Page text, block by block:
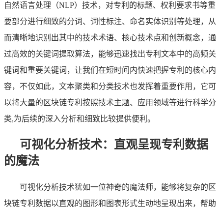
自然语言处理（NLP）技术，对专利的标题、权利要求书等重
要部分进行细致的分词、词性标注、命名实体识别等处理，从
而清晰地识别出其中的技术术语、核心技术点和创新概念，通
过高效的关键词提取算法，能够迅速找出专利文本中的高频关
键词和重要关键词，让我们在短时间内快速把握专利的核心内
容，不仅如此，文本聚类和分类技术也发挥着重要作用，它可
以将大量的区块链专利按照技术主题、应用领域等进行科学分
类,为后续的深入分析和细致比较提供便利。
可视化分析技术：直观呈现专利数据
的魔法
可视化分析技术犹如一位神奇的魔法师，能够将复杂的区
块链专利数据以直观的图形和图表形式生动地呈现出来，帮助